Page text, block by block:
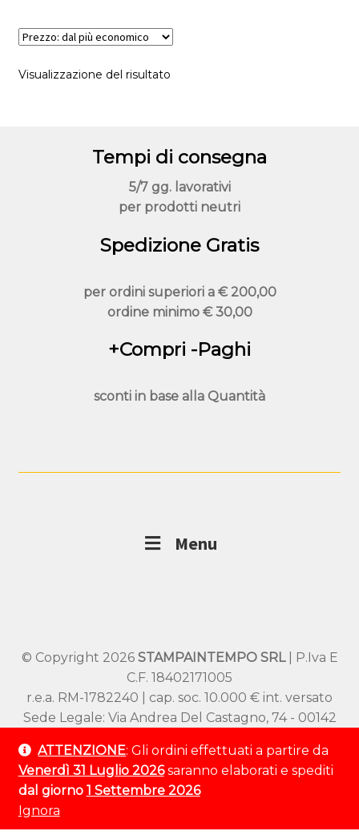
ATTENZIONE: Gli ordini effettuati a partire da
Venerdì 31 Luglio 2026saranno elaborati e spediti
dal giorno 1 Settembre 2026
Ignora
Visualizzazione del risultato
Tempi di consegna
5/7 gg. lavorativi
per prodotti neutri
Spedizione Gratis
per ordini superiori a € 200,00
ordine minimo€ 30,00
+Compri -Paghi
sconti in base alla Quantità
Menu
© Copyright 2026 STAMPAINTEMPO SRL| P.Iva E
C.F. 18402171005
r.e.a. RM-1782240 | cap. soc. 10.000 € int. versato
Sede Legale: Via Andrea Del Castagno, 74 - 00142
Sede Operativa: Viale SS Pietro e Paolo 54/A –
00144 Roma
Tel:+39 320 9529 802